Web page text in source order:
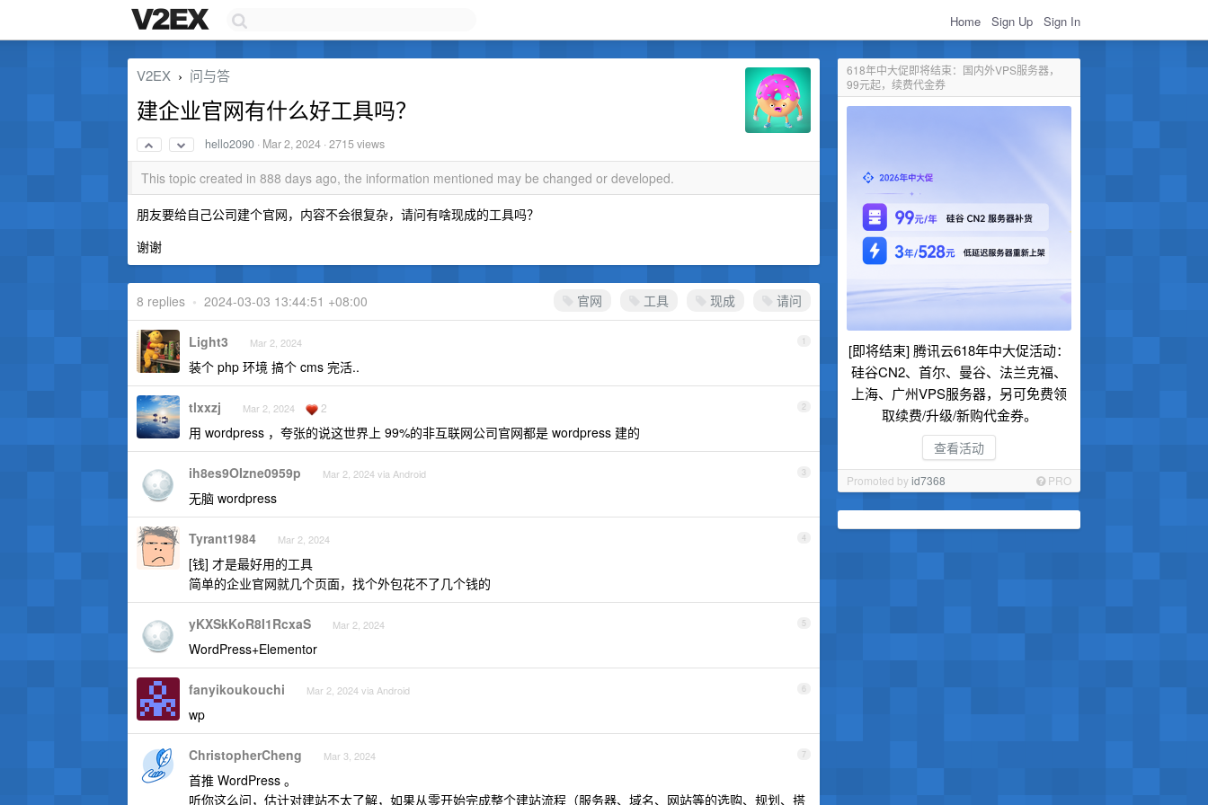
Home Sign Up Sign In
618年中大促即将结束：国内外VPS服务器，
99元起，续费代金券
[即将结束] 腾讯云618年中大促活动：
硅谷CN2、首尔、曼谷、法兰克福、
上海、广州VPS服务器，另可免费领
取续费/升级/新购代金券。
查看活动
Promoted byid7368 PRO
V2EX › 问与答
建企业官网有什么好工具吗？
hello2090 · Mar 2, 2024 · 2715 views
This topic created in 888 days ago, the information mentioned may be changed or developed.
朋友要给自己公司建个官网，内容不会很复杂，请问有啥现成的工具吗？
谢谢
官网 工具 现成 请问
8 replies • 2024-03-03 13:44:51 +08:00
1
Light3 Mar 2, 2024
装个 php 环境 搞个 cms 完活..
2
tlxxzj Mar 2, 2024 2
用 wordpress ，夸张的说这世界上 99%的非互联网公司官网都是 wordpress 建的
3
ih8es9OIzne0959p Mar 2, 2024 via Android
无脑 wordpress
4
Tyrant1984 Mar 2, 2024
[钱] 才是最好用的工具
简单的企业官网就几个页面，找个外包花不了几个钱的
5
yKXSkKoR8I1RcxaS Mar 2, 2024
WordPress+Elementor
6
fanyikoukouchi Mar 2, 2024 via Android
wp
7
ChristopherCheng Mar 3, 2024
首推 WordPress 。
听你这么问，估计对建站不太了解，如果从零开始完成整个建站流程（服务器、域名、网站等的选购、规划、搭